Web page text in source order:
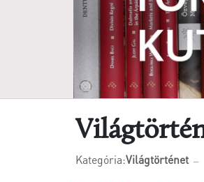
Kategória:Világtörténet